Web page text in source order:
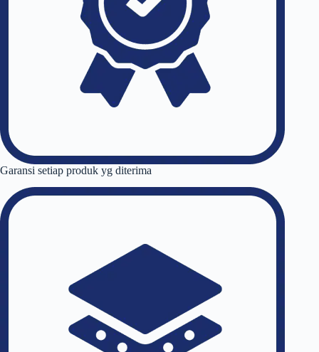
Garansi setiap produk yg diterima